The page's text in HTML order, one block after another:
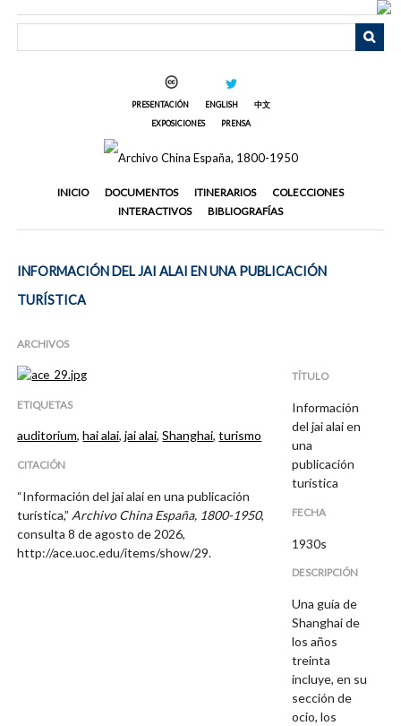
PRESENTACIÓN ENGLISH
中文
EXPOSICIONES
PRENSA
INICIO DOCUMENTOS ITINERARIOS
COLECCIONES
INTERACTIVOS
BIBLIOGRAFÍAS
INFORMACIÓN DEL JAI ALAI EN UNA PUBLICACIÓN
TURÍSTICA
ARCHIVOS
ETIQUETAS
auditorium,hai alai,jai alai,Shanghai,turismo
CITACIÓN
“Información del jai alai en una publicación
turística,” Archivo China España, 1800-1950,
consulta 8 de agosto de 2026,
http://ace.uoc.edu/items/show/29.
TÍTULO
Información
del jai alai en
una
publicación
turística
FECHA
1930s
DESCRIPCIÓN
Una guía de
Shanghai de
los años
treinta
incluye, en su
sección de
ocio, los